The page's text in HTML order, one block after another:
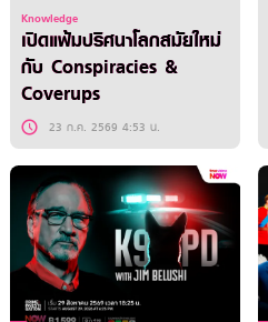
Knowledge
เปิดแฟ้มปริศนาโลกสมัยใหม่
กับ Conspiracies &
Coverups
23 ก.ค. 2569 4:53 น.